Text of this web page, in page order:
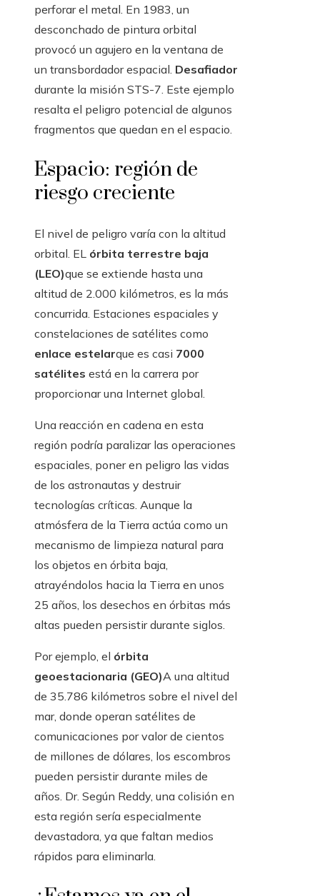
perforar el metal. En 1983, un
desconchado de pintura orbital
provocó un agujero en la ventana de
un transbordador espacial. Desafiador
durante la misión STS-7. Este ejemplo
resalta el peligro potencial de algunos
fragmentos que quedan en el espacio.
Espacio: región de
riesgo creciente
El nivel de peligro varía con la altitud
orbital. EL órbita terrestre baja
(LEO)que se extiende hasta una
altitud de 2.000 kilómetros, es la más
concurrida. Estaciones espaciales y
constelaciones de satélites como
enlace estelarque es casi 7000
satélites está en la carrera por
proporcionar una Internet global.
Una reacción en cadena en esta
región podría paralizar las operaciones
espaciales, poner en peligro las vidas
de los astronautas y destruir
tecnologías críticas. Aunque la
atmósfera de la Tierra actúa como un
mecanismo de limpieza natural para
los objetos en órbita baja,
atrayéndolos hacia la Tierra en unos
25 años, los desechos en órbitas más
altas pueden persistir durante siglos.
Por ejemplo, el órbita
geoestacionaria (GEO)A una altitud
de 35.786 kilómetros sobre el nivel del
mar, donde operan satélites de
comunicaciones por valor de cientos
de millones de dólares, los escombros
pueden persistir durante miles de
años. Dr. Según Reddy, una colisión en
esta región sería especialmente
devastadora, ya que faltan medios
rápidos para eliminarla.